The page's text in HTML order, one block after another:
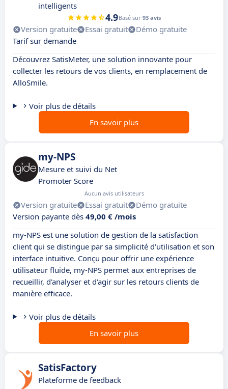
intelligents
4.9Basé sur 93 avis
Version gratuite Essai gratuit
Démo gratuite
Tarif sur demande
Découvrez SatisMeter, une solution innovante pour
collecter les retours de vos clients, en remplacement de
AlloSmile.
Voir plus de détails
En savoir plus
my-NPS
Mesure et suivi du Net
Promoter Score
Aucun avis utilisateurs
Version gratuite Essai gratuit
Démo gratuite
Version payante dès 49,00 € /mois
my-NPS est une solution de gestion de la satisfaction
client qui se distingue par sa simplicité d'utilisation et son
interface intuitive. Conçu pour offrir une expérience
utilisateur fluide, my-NPS permet aux entreprises de
recueillir, d'analyser et d'agir sur les retours clients de
manière efficace.
Voir plus de détails
En savoir plus
SatisFactory
Plateforme de feedback